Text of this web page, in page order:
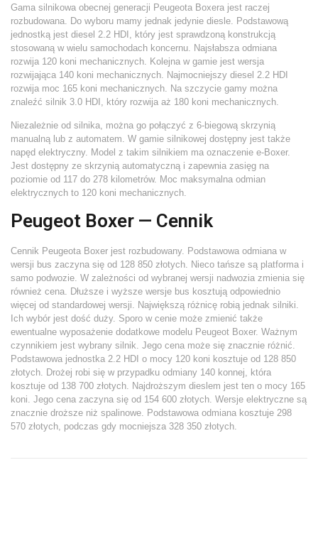
Gama silnikowa obecnej generacji Peugeota Boxera jest raczej
rozbudowana. Do wyboru mamy jednak jedynie diesle. Podstawową
jednostką jest diesel 2.2 HDI, który jest sprawdzoną konstrukcją
stosowaną w wielu samochodach koncernu. Najsłabsza odmiana
rozwija 120 koni mechanicznych. Kolejna w gamie jest wersja
rozwijająca 140 koni mechanicznych. Najmocniejszy diesel 2.2 HDI
rozwija moc 165 koni mechanicznych. Na szczycie gamy można
znaleźć silnik 3.0 HDI, który rozwija aż 180 koni mechanicznych.
Niezależnie od silnika, można go połączyć z 6-biegową skrzynią
manualną lub z automatem. W gamie silnikowej dostępny jest także
napęd elektryczny. Model z takim silnikiem ma oznaczenie e-Boxer.
Jest dostępny ze skrzynią automatyczną i zapewnia zasięg na
poziomie od 117 do 278 kilometrów. Moc maksymalna odmian
elektrycznych to 120 koni mechanicznych.
Peugeot Boxer — Cennik
Cennik Peugeota Boxer jest rozbudowany. Podstawowa odmiana w
wersji bus zaczyna się od 128 850 złotych. Nieco tańsze są platforma i
samo podwozie. W zależności od wybranej wersji nadwozia zmienia się
również cena. Dłuższe i wyższe wersje bus kosztują odpowiednio
więcej od standardowej wersji. Największą różnicę robią jednak silniki.
Ich wybór jest dość duży. Sporo w cenie może zmienić także
ewentualne wyposażenie dodatkowe modelu Peugeot Boxer. Ważnym
czynnikiem jest wybrany silnik. Jego cena może się znacznie różnić.
Podstawowa jednostka 2.2 HDI o mocy 120 koni kosztuje od 128 850
złotych. Drożej robi się w przypadku odmiany 140 konnej, która
kosztuje od 138 700 złotych. Najdroższym dieslem jest ten o mocy 165
koni. Jego cena zaczyna się od 154 600 złotych. Wersje elektryczne są
znacznie droższe niż spalinowe. Podstawowa odmiana kosztuje 298
570 złotych, podczas gdy mocniejsza 328 350 złotych.